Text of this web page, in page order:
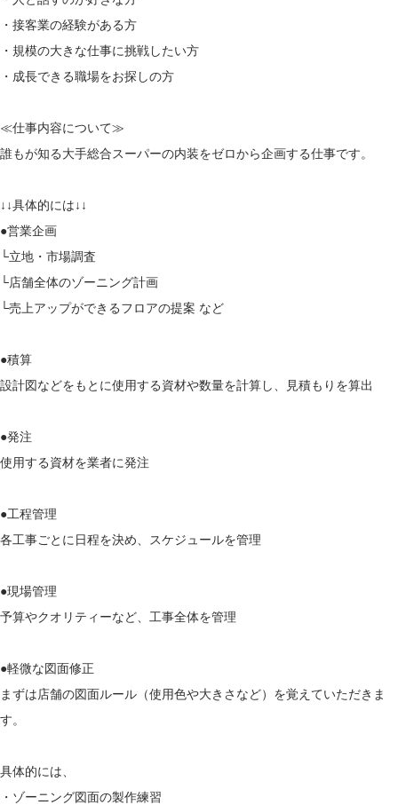
・接客業の経験がある方
・規模の大きな仕事に挑戦したい方
・成長できる職場をお探しの方
≪仕事内容について≫
誰もが知る大手総合スーパーの内装をゼロから企画する仕事です。
↓↓具体的には↓↓
●営業企画
└立地・市場調査
└店舗全体のゾーニング計画
└売上アップができるフロアの提案 など
●積算
設計図などをもとに使用する資材や数量を計算し、見積もりを算出
●発注
使用する資材を業者に発注
●工程管理
各工事ごとに日程を決め、スケジュールを管理
●現場管理
予算やクオリティーなど、工事全体を管理
●軽微な図面修正
まずは店舗の図面ルール（使用色や大きさなど）を覚えていただきま
す。
具体的には、
・ゾーニング図面の製作練習